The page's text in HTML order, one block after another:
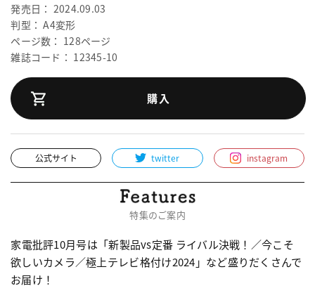
発売日： 2024.09.03
判型： A4変形
ページ数： 128ページ
雑誌コード： 12345-10
購入
公式サイト twitter instagram
特集のご案内
家電批評10月号は「新製品vs定番 ライバル決戦！／今こそ
欲しいカメラ／極上テレビ格付け2024」など盛りだくさんで
お届け！